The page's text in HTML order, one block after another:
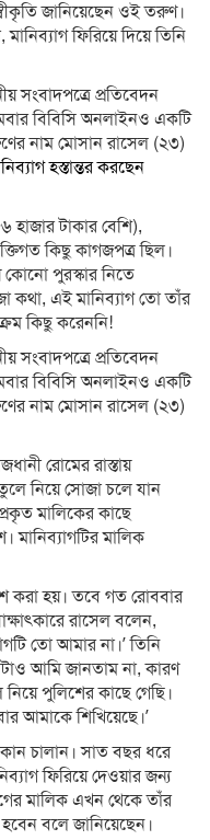
জানিয়েছেন ওই তরুণ।
ফিরিয়ে দিয়ে তিনি
সংবাদপত্রে প্রতিবেদন
বিবিসি অনলাইনও একটি
নাম মোসান রাসেল (২৩)
হস্তান্তর করছেন
হাজার টাকার বেশি),
কিছু কাগজপত্র ছিল।
কোনো পুরস্কার নিতে
কথা, এই মানিব্যাগ তো তাঁর
কিছু করেননি!
সংবাদপত্রে প্রতিবেদন
বিবিসি অনলাইনও একটি
নাম মোসান রাসেল (২৩)
রোমের রাস্তায়
নিয়ে সোজা চলে যান
মালিকের কাছে
মানিব্যাগটির মালিক
করা হয়। তবে গত রোববার
রাসেল বলেন,
তো আমার না।’ তিনি
আমি জানতাম না, কারণ
পুলিশের কাছে গেছি।
আমাকে শিখিয়েছে।’
চালান। সাত বছর ধরে
ফিরিয়ে দেওয়ার জন্য
মালিক এখন থেকে তাঁর
বলে জানিয়েছেন।